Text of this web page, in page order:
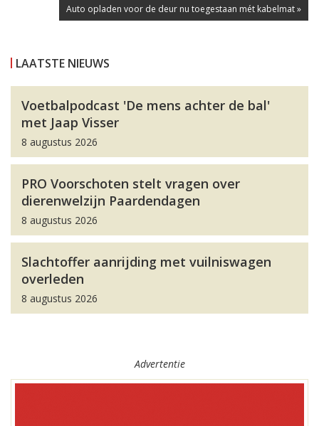
Auto opladen voor de deur nu toegestaan mét kabelmat »
LAATSTE NIEUWS
Voetbalpodcast 'De mens achter de bal'
met Jaap Visser
8 augustus 2026
PRO Voorschoten stelt vragen over
dierenwelzijn Paardendagen
8 augustus 2026
Slachtoffer aanrijding met vuilniswagen
overleden
8 augustus 2026
Advertentie